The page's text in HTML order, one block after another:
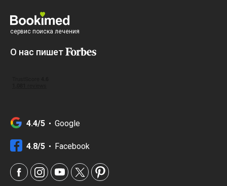
сервис поиска лечения
О нас пишет
4.4/5 Google
4.8/5 Facebook